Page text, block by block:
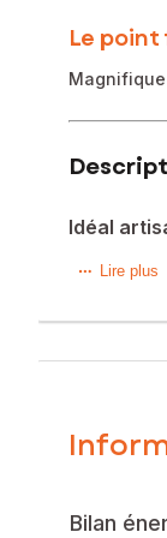
Le
Magnifique
Idéal
A
donnant
présent sur
Elle est
Lire plus
Bilan